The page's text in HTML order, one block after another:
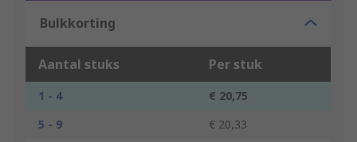
Bulkkorting
Aantal stuks Per stuk
1 - 4
€ 20,75
5 - 9
€ 20,33